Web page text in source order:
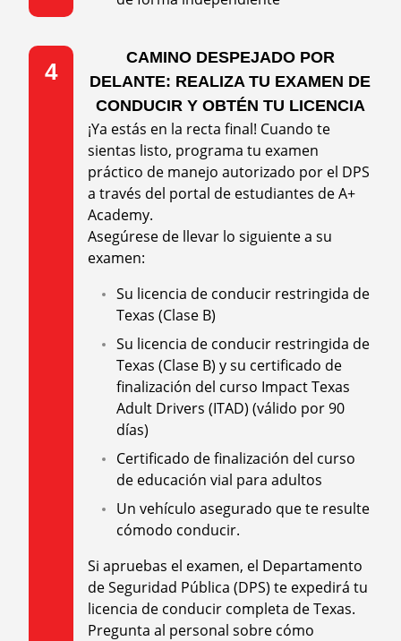
4
CAMINO DESPEJADO POR
DELANTE: REALIZA TU EXAMEN DE
CONDUCIR Y OBTÉN TU LICENCIA
¡Ya estás en la recta final! Cuando te
sientas listo, programa tu examen
práctico de manejo autorizado por el DPS
a través del portal de estudiantes de A+
Academy.
Asegúrese de llevar lo siguiente a su
examen:
Su licencia de conducir restringida de
Texas (Clase B)
Su licencia de conducir restringida de
Texas (Clase B) y su certificado de
finalización del curso Impact Texas
Adult Drivers (ITAD) (válido por 90
días)
Certificado de finalización del curso
de educación vial para adultos
Un vehículo asegurado que te resulte
cómodo conducir.
Si apruebas el examen, el Departamento
de Seguridad Pública (DPS) te expedirá tu
licencia de conducir completa de Texas.
Pregunta al personal sobre cómo